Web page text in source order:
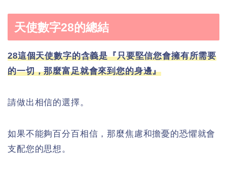
天使數字28的總結
28這個天使數字的含義是『只要堅信您會擁有所需要
的一切，那麼富足就會來到您的身邊』
請做出相信的選擇。
如果不能夠百分百相信，那麼焦慮和擔憂的恐懼就會
支配您的思想。